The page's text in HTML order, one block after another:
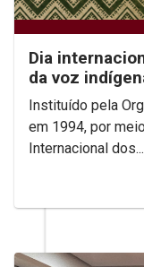
Dia
da voz
Instituído pela
em 1994, por
Internacional dos...